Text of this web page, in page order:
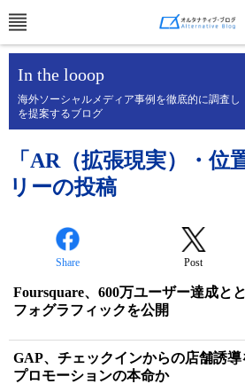
In the looop
海外ソーシャルメディア事例を徹底的に調査
を提案するブログ
「AR（拡張現実）・位
リーの投稿
Share Post
Foursquare、600万ユーザー達成と
フォグラフィックを公開
GAP、チェックインからの店舗誘
プロモーションの本命か